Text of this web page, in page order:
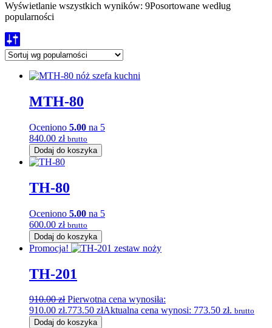
Wyświetlanie wszystkich wyników: 9Posortowane według
popularności
MTH-80
Oceniono 5.00 na 5
840.00 zł brutto
Dodaj do koszyka
TH-80
Oceniono 5.00 na 5
600.00 zł brutto
Dodaj do koszyka
Promocja!
TH-201
910.00zł Pierwotna cena wynosiła:
910.00 zł.773.50 złAktualna cena wynosi: 773.50 zł. brutto
Dodaj do koszyka